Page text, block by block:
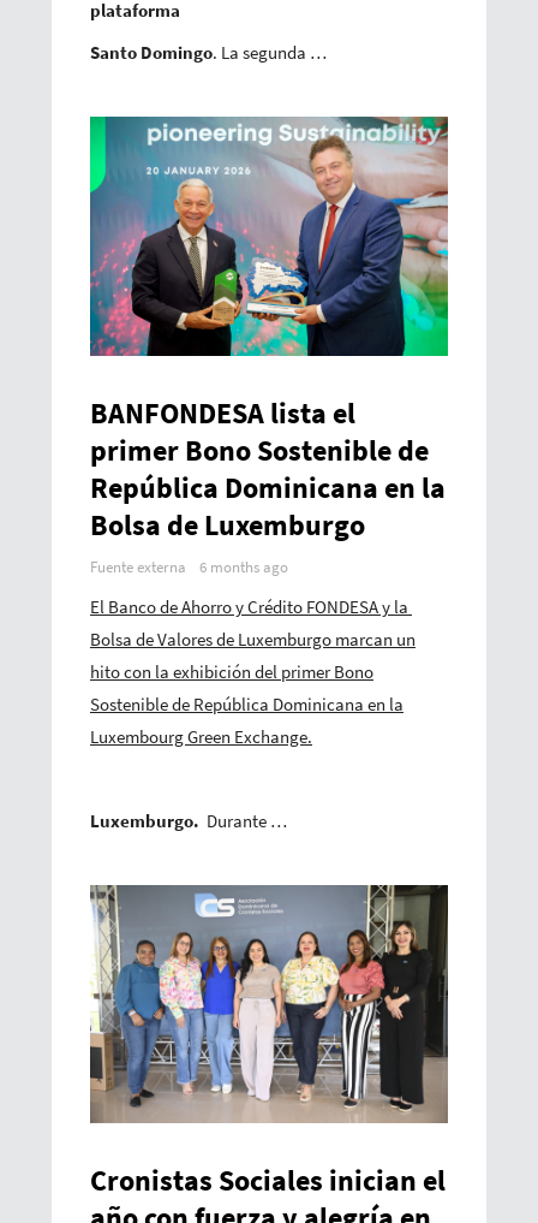
plataforma
Santo Domingo. La segunda …
BANFONDESA lista el
primer Bono Sostenible de
República Dominicana en la
Bolsa de Luxemburgo
Fuente externa 6 months ago
El Banco de Ahorro y Crédito FONDESA y la
Bolsa de Valores de Luxemburgo marcan un
hito con la exhibición del primer Bono
Sostenible de República Dominicana en la
Luxembourg Green Exchange.
Luxemburgo. Durante …
Cronistas Sociales inician el